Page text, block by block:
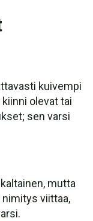
kuivempi
olevat tai
sen varsi
mutta
viittaa,